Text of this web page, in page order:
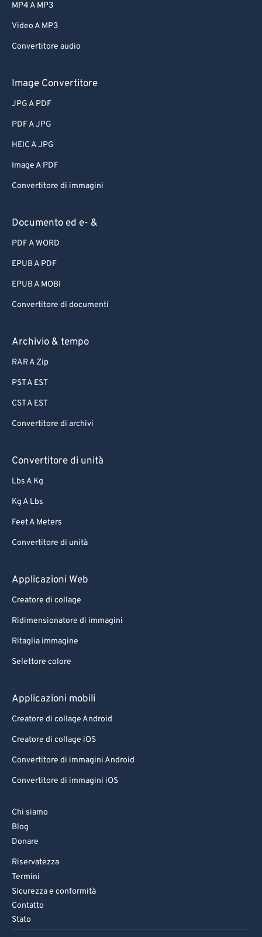
MP4 A MP3
Video A MP3
Convertitore audio
Image Convertitore
JPG A PDF
PDF A JPG
HEIC A JPG
Image A PDF
Convertitore di immagini
Documento ed e- &
PDF A WORD
EPUB A PDF
EPUB A MOBI
Convertitore di documenti
Archivio & tempo
RAR A Zip
PST A EST
CST A EST
Convertitore di archivi
Convertitore di unità
Lbs A Kg
Kg A Lbs
Feet A Meters
Convertitore di unità
Applicazioni Web
Creatore di collage
Ridimensionatore di immagini
Ritaglia immagine
Selettore colore
Applicazioni mobili
Creatore di collage Android
Creatore di collage iOS
Convertitore di immagini Android
Convertitore di immagini iOS
Chi siamo
Blog
Donare
Riservatezza
Termini
Sicurezza e conformità
Contatto
Stato